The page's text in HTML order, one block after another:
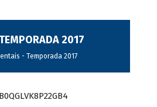
2017
- Temporada 2017